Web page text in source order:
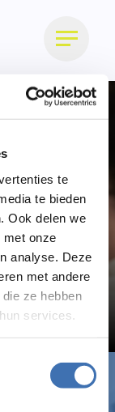
te
te bieden
Ook delen we
met onze
analyse. Deze
met andere
ze hebben
services.